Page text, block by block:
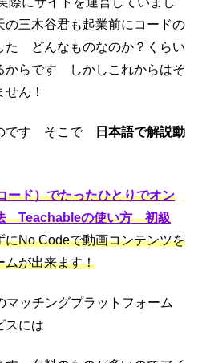
三木谷君も起業前にコードの
た どんなものなのか？くらい
からです しかしこれからはそ
ん！
です そこで
日本語で解説動
ード）でたったひとりでオン
Teachableの使い方 初級
にNo Codeで動画コンテンツを
ムが出来ます！
ッチングプラットフォーム
スには